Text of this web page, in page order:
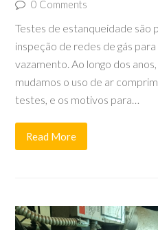
0 Comments
Testes de estanqueidade são
inspeção de redes de gás
vazamento. Ao longo dos
mudamos o uso de ar
testes, e os motivos para…
Read More